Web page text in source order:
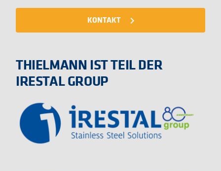
KONTAKT navigate_next
THIELMANN IST TEIL DER
IRESTAL GROUP